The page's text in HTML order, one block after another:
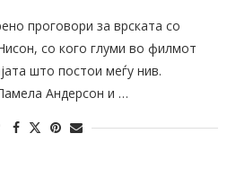
проговори за врската со
со кого глуми во филмот
што постои меѓу нив.
Андерсон и …